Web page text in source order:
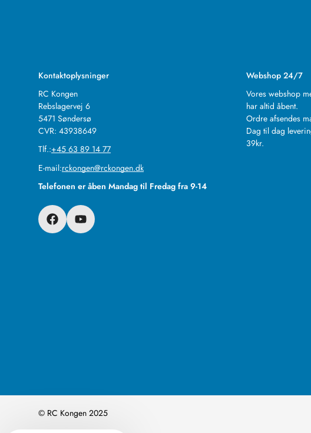
Kontaktoplysninger
RC Kongen
Rebslagervej 6
5471 Søndersø
CVR: 43938649
Tlf.:+45 63 89 14 77
E-mail:rckongen@rckongen.dk
Telefonen er åben Mandag til Fredag fra 9-14
Webshop 24/7
Vores webshop
har altid åbent.
Ordre afsendes
Dag til dag
39kr.
© RC Kongen 2025